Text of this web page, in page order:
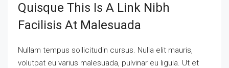
Quisque This Is A Link Nibh
Facilisis At Malesuada
Nullam tempus sollicitudin cursus. Nulla elit mauris,
volutpat eu varius malesuada, pulvinar eu ligula. Ut et